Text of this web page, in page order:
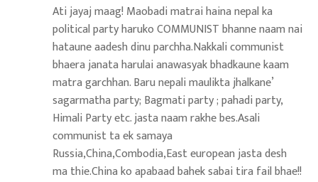
Ati jayaj maag! Maobadi matrai haina nepal ka
political party haruko COMMUNIST bhanne naam nai
hataune aadesh dinu parchha.Nakkali communist
bhaera janata harulai anawasyak bhadkaune kaam
matra garchhan. Baru nepali maulikta jhalkane’
sagarmatha party; Bagmati party ; pahadi party,
Himali Party etc. jasta naam rakhe bes.Asali
communist ta ek samaya
Russia,China,Combodia,East european jasta desh
ma thie.China ko apabaad bahek sabai tira fail bhae!!